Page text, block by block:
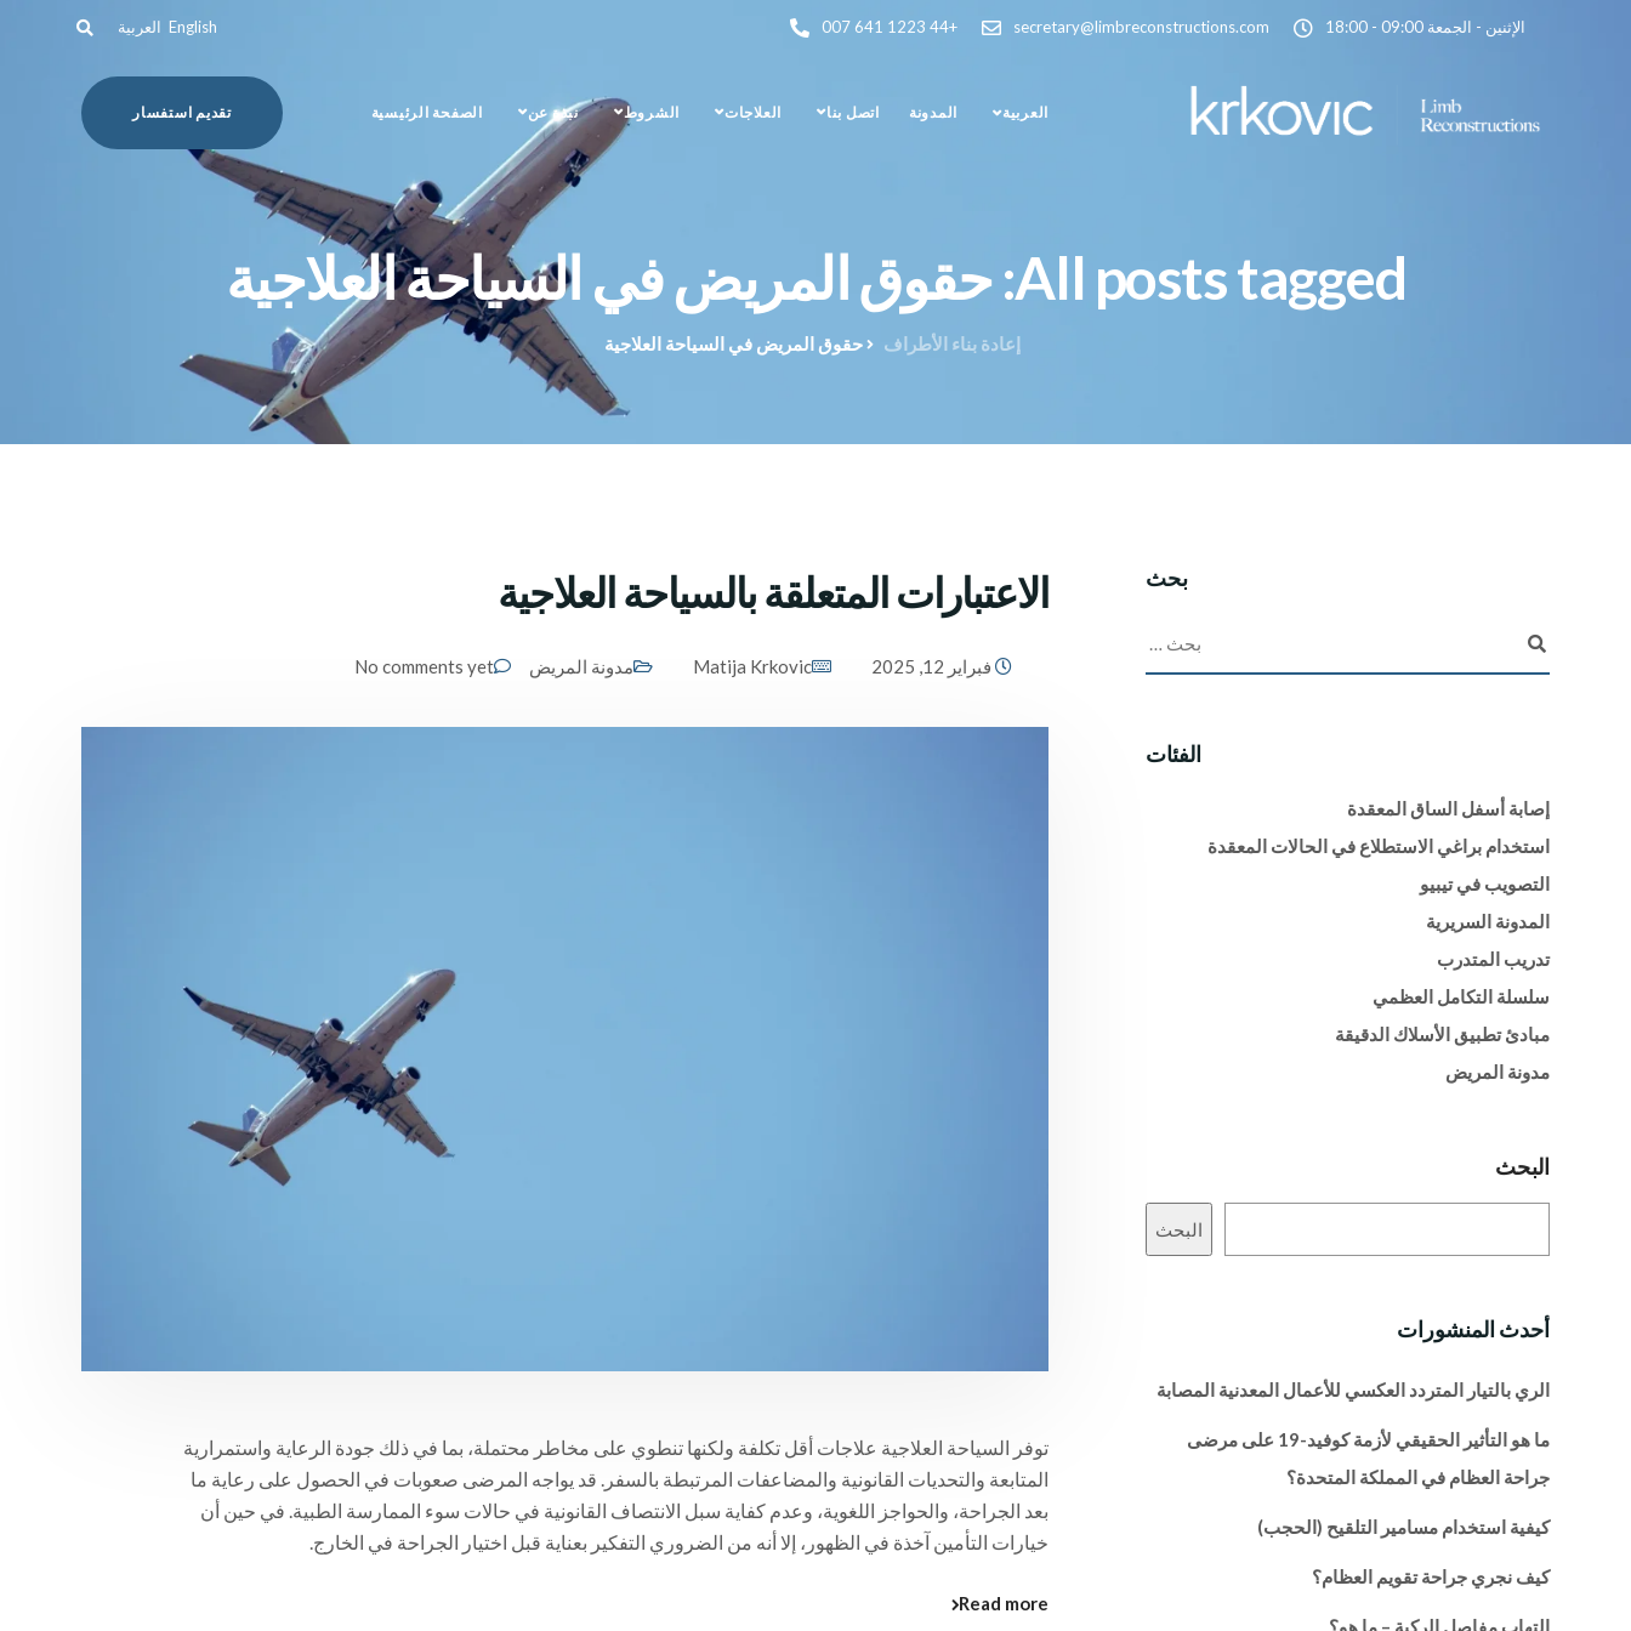
+44 1223 641 007 secretary@limbreconstructions.com الإثنين - الجمعة 09:00 - 18:00 العربية English
الصفحة الرئيسية نبذة عن الشروط العلاجات اتصل بنا المدونة العربية تقديم استفسار
All posts tagged: حقوق المريض في السياحة العلاجية
إعادة بناء الأطراف حقوق المريض في السياحة العلاجية
الاعتبارات المتعلقة بالسياحة العلاجية
فبراير 12, 2025 Matija Krkovic مدونة المريض No comments yet
توفر السياحة العلاجية علاجات أقل تكلفة ولكنها تنطوي على مخاطر محتملة، بما في ذلك جودة الرعاية واستمرارية
المتابعة والتحديات القانونية والمضاعفات المرتبطة بالسفر. قد يواجه المرضى صعوبات في الحصول على رعاية ما
بعد الجراحة، والحواجز اللغوية، وعدم كفاية سبل الانتصاف القانونية في حالات سوء الممارسة الطبية. في حين أن
خيارات التأمين آخذة في الظهور، إلا أنه من الضروري التفكير بعناية قبل اختيار الجراحة في الخارج.
Read more
بحث
الفئات
إصابة أسفل الساق المعقدة
استخدام براغي الاستطلاع في الحالات المعقدة
التصويب في تيبيو
المدونة السريرية
تدريب المتدرب
سلسلة التكامل العظمي
مبادئ تطبيق الأسلاك الدقيقة
مدونة المريض
البحث
البحث
أحدث المنشورات
الري بالتيار المتردد العكسي للأعمال المعدنية المصابة
ما هو التأثير الحقيقي لأزمة كوفيد-19 على مرضى
جراحة العظام في المملكة المتحدة؟
كيفية استخدام مسامير التلقيح (الحجب)
كيف نجري جراحة تقويم العظام؟
التهاب مفاصل الركبة – ما هو؟